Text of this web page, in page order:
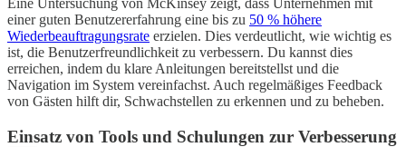
einer guten Benutzererfahrung eine bis zu 50 % höhere
Wiederbeauftragungsrate erzielen. Dies verdeutlicht, wie wichtig es
ist, die Benutzerfreundlichkeit zu verbessern. Du kannst dies
erreichen, indem du klare Anleitungen bereitstellst und die
Navigation im System vereinfachst. Auch regelmäßiges Feedback
von Gästen hilft dir, Schwachstellen zu erkennen und zu beheben.
Einsatz von Tools und Schulungen zur Verbesserung